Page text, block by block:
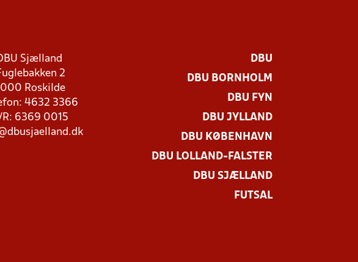
Sjælland
2
Roskilde
4632 3366
6369 0015
DBU
DBU BORNHOLM
DBU FYN
DBU JYLLAND
DBU KØBENHAVN
DBU LOLLAND-FALSTER
DBU SJÆLLAND
FUTSAL